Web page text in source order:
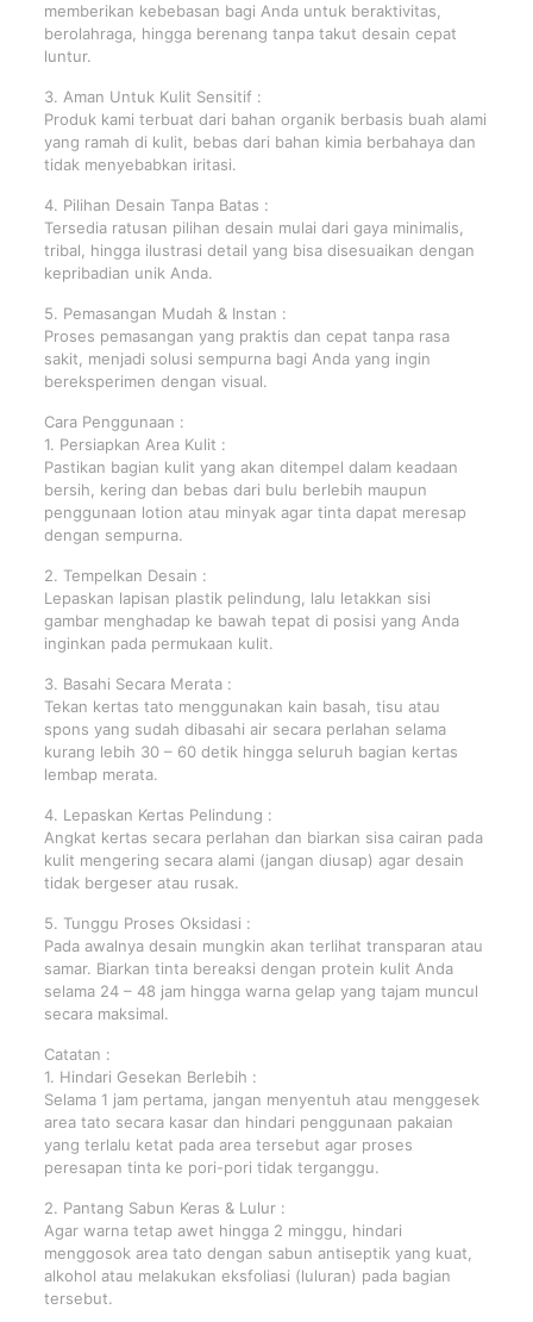
memberikan kebebasan bagi Anda untuk beraktivitas,
berolahraga, hingga berenang tanpa takut desain cepat
luntur.
3. Aman Untuk Kulit Sensitif :
Produk kami terbuat dari bahan organik berbasis buah alami
yang ramah di kulit, bebas dari bahan kimia berbahaya dan
tidak menyebabkan iritasi.
4. Pilihan Desain Tanpa Batas :
Tersedia ratusan pilihan desain mulai dari gaya minimalis,
tribal, hingga ilustrasi detail yang bisa disesuaikan dengan
kepribadian unik Anda.
5. Pemasangan Mudah & Instan :
Proses pemasangan yang praktis dan cepat tanpa rasa
sakit, menjadi solusi sempurna bagi Anda yang ingin
bereksperimen dengan visual.
Cara Penggunaan :
1. Persiapkan Area Kulit :
Pastikan bagian kulit yang akan ditempel dalam keadaan
bersih, kering dan bebas dari bulu berlebih maupun
penggunaan lotion atau minyak agar tinta dapat meresap
dengan sempurna.
2. Tempelkan Desain :
Lepaskan lapisan plastik pelindung, lalu letakkan sisi
gambar menghadap ke bawah tepat di posisi yang Anda
inginkan pada permukaan kulit.
3. Basahi Secara Merata :
Tekan kertas tato menggunakan kain basah, tisu atau
spons yang sudah dibasahi air secara perlahan selama
kurang lebih 30 – 60 detik hingga seluruh bagian kertas
lembap merata.
4. Lepaskan Kertas Pelindung :
Angkat kertas secara perlahan dan biarkan sisa cairan pada
kulit mengering secara alami (jangan diusap) agar desain
tidak bergeser atau rusak.
5. Tunggu Proses Oksidasi :
Pada awalnya desain mungkin akan terlihat transparan atau
samar. Biarkan tinta bereaksi dengan protein kulit Anda
selama 24 – 48 jam hingga warna gelap yang tajam muncul
secara maksimal.
Catatan :
1. Hindari Gesekan Berlebih :
Selama 1 jam pertama, jangan menyentuh atau menggesek
area tato secara kasar dan hindari penggunaan pakaian
yang terlalu ketat pada area tersebut agar proses
peresapan tinta ke pori-pori tidak terganggu.
2. Pantang Sabun Keras & Lulur :
Agar warna tetap awet hingga 2 minggu, hindari
menggosok area tato dengan sabun antiseptik yang kuat,
alkohol atau melakukan eksfoliasi (luluran) pada bagian
tersebut.